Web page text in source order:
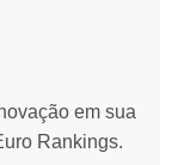
em sua
Rankings.